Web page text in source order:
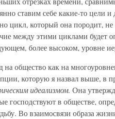
ставим себе ка­кие-то цели
цикл, который она породит,
между этими циклами будет
более высоком, уровне
на общество как на
которую я назвал выше, в
идеализмом. Она
господствуют в обществе,
Во взаимосвязи образа